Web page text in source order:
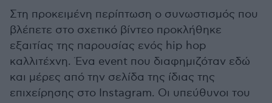
Στη προκειμένη περίπτωση ο συνωστισμός που
βλέπετε στο σχετικό βίντεο προκλήθηκε
εξαιτίας της παρουσίας ενός hip hop
καλλιτέχνη. Ένα event που διαφημιζόταν εδώ
και μέρες από την σελίδα της ίδιας της
επιχείρησης στο Instagram. Οι υπεύθυνοι του